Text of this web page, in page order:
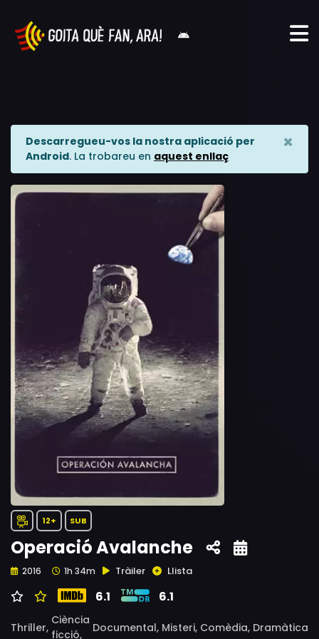
Descarregueu-vos la nostra aplicació per
Android. La trobareu en aquest enllaç
×
12+ SUB
Operació Avalanche
2016 1h 34m Tràiler Llista
6.1 6.1
Thriller,
Ciència
ficció,
Documental, Misteri, Comèdia, Dramàtica